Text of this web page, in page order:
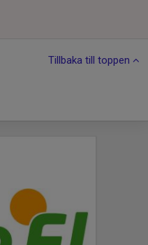
Tillbaka till toppen